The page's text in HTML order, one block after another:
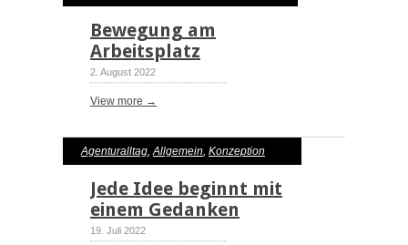
Bewegung am
Arbeitsplatz
2. August 2022
View more →
Agenturalltag,Allgemein, Konzeption
Jede Idee beginnt mit
einem Gedanken
19. Juli 2022